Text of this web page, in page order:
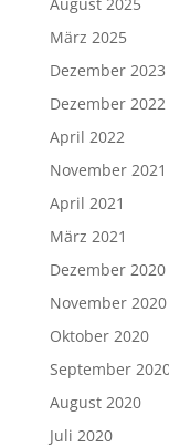
März 2025
Dezember 2023
Dezember 2022
April 2022
November 2021
April 2021
März 2021
Dezember 2020
November 2020
Oktober 2020
September
August 2020
Juli 2020